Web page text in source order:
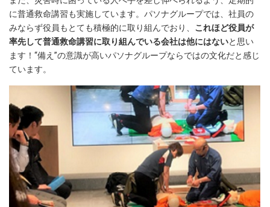
に普通救命講習も実施しています。パソナグループでは、社員の
みならず役員もとても積極的に取り組んでおり、 これほど役員が
率先して普通救命講習に取り組んでいる会社は他にはないと思い
ます！“備え”の意識が高いパソナグループならではの文化だと感じ
ています。